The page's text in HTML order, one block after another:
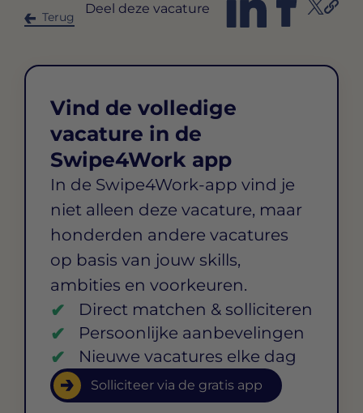
Terug
Deel deze vacature
Vind de volledige
vacature in de
Swipe4Work app
In de Swipe4Work-app vind je
niet alleen deze vacature, maar
honderden andere vacatures
op basis van jouw skills,
ambities en voorkeuren.
Direct matchen & solliciteren
Persoonlijke aanbevelingen
Nieuwe vacatures elke dag
Solliciteer via de gratis app